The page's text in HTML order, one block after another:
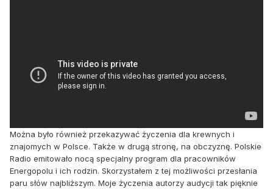
Można było również przekazywać życzenia dla krewnych i
znajomych w Polsce. Także w drugą stronę, na obczyznę. Polskie
Radio emitowało nocą specjalny program dla pracowników
Energopolu i ich rodzin. Skorzystałem z tej możliwości przesłania
paru słów najbliższym. Moje życzenia autorzy audycji tak pięknie